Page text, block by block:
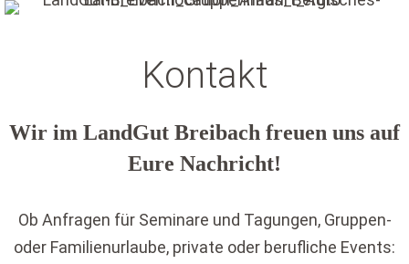
Kontakt
Wir im LandGut Breibach freuen uns auf
Eure Nachricht!
Ob Anfragen für Seminare und Tagungen, Gruppen-
oder Familienurlaube, private oder berufliche Events: